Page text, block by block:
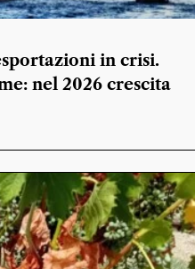
in crisi.
nel 2026 crescita